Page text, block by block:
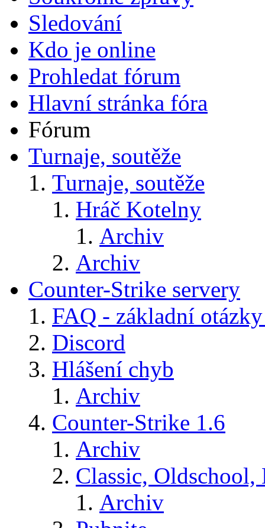
Sledování
Kdo je online
Prohledat fórum
Hlavní stránka fóra
Fórum
Turnaje, soutěže
Turnaje, soutěže
Hráč Kotelny
Archiv
Archiv
Counter-Strike servery
FAQ - základní
Discord
Hlášení chyb
Archiv
Counter-Strike 1.6
Archiv
Classic,
Archiv